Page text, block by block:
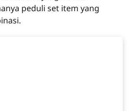
peduli set item yang